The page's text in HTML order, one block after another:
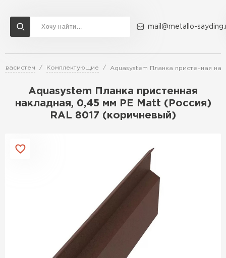
mail@metallo-
Комплектующие Aquasystem Планка пристенная
Aquasystem Планка пристенная
накладная, 0,45 мм PE Matt (Россия)
RAL 8017 (коричневый)
Доставка и оплата Акции О компании Контакты
Перейти в каталог